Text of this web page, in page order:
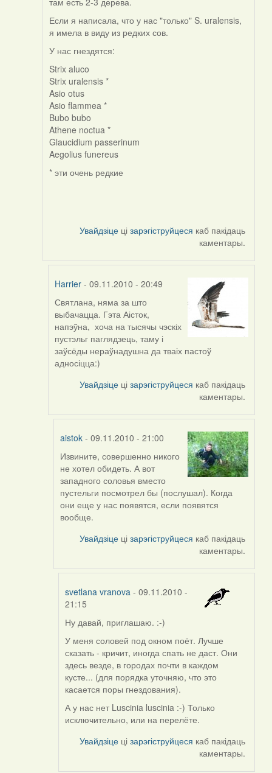
Если я написала, что у нас "только" S. uralensis,
я имела в виду из редких сов.
У нас гнездятся:
Strix aluco
Strix uralensis *
Asio otus
Asio flammea *
Bubo bubo
Athene noctua *
Glaucidium passerinum
Aegolius funereus
* эти очень редкие
Увайдзіце цізарэгіструйцеся каб пакідаць
каментары.
Harrier - 09.11.2010 - 20:49
In
reply
to
by
svetlana
vranova
Святлана, няма за што
выбачацца. Гэта Аісток,
напэўна, хоча на тысячы чэскіх
пустэльг паглядзець, таму і
заўсёды нераўнадушна да тваіх пастоў
адносіцца:)
Увайдзіце цізарэгіструйцеся каб пакідаць
каментары.
aistok- 09.11.2010 - 21:00
In
reply
to
by
Harrier
Извините, совершенно никого
не хотел обидеть. А вот
западного соловья вместо
пустельги посмотрел бы (послушал). Когда
они еще у нас появятся, если появятся
вообще.
Увайдзіце цізарэгіструйцеся каб пакідаць
каментары.
svetlana vranova - 09.11.2010 -
21:15
In
reply
to
by
aistok
Ну давай, приглашаю. :-)
У меня соловей под окном поёт. Лучше
сказать - кричит, иногда спать не даст. Они
здесь везде, в городах почти в каждом
кусте... (для порядка уточняю, что это
касается поры гнездования).
А у нас нет Luscinia luscinia :-) Только
исключительно, или на перелёте.
Увайдзіце цізарэгіструйцеся каб пакідаць
каментары.